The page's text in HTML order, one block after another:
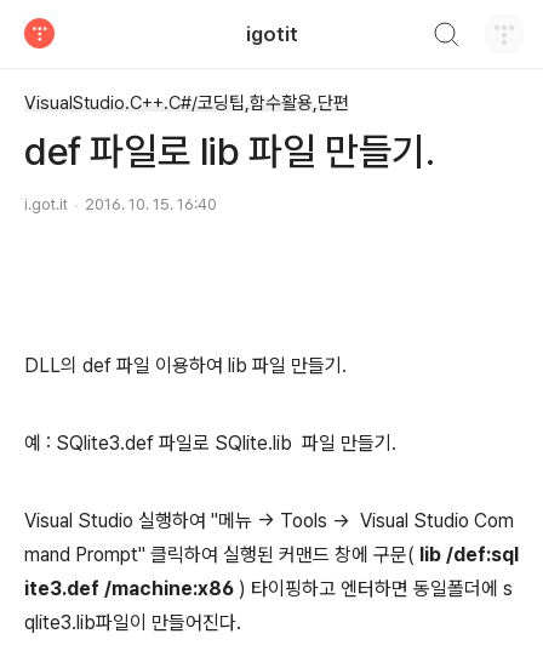
igotit
VisualStudio.C++.C#/코딩팁,함수활용,단편
def 파일로 lib 파일 만들기.
i.got.it 2016. 10. 15. 16:40
DLL의 def 파일 이용하여 lib 파일 만들기.
예 : SQlite3.def 파일로 SQlite.lib 파일 만들기.
Visual Studio 실행하여 "메뉴 -> Tools -> Visual Studio Com
mand Prompt" 클릭하여 실행된 커맨드 창에 구문( lib /def:sql
ite3.def /machine:x86 ) 타이핑하고 엔터하면 동일폴더에 s
qlite3.lib파일이 만들어진다.